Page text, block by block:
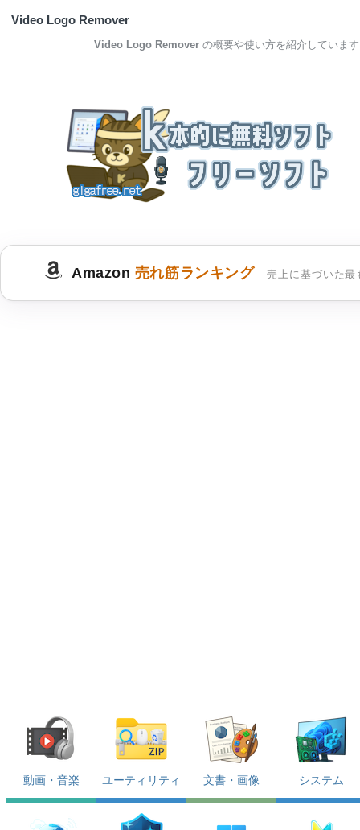
Video Logo Remover
Video Logo Remover の概要や使い方を紹介しています
Amazon 売れ筋ランキング 売上に基づいた最
動画・音楽 ユーティリティ 文書・画像 システム